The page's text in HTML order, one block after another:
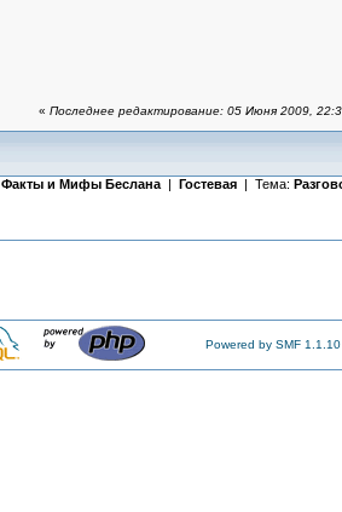
« Последнее редактирование: 05 Июня 2009,
Факты и Мифы Беслана | Гостевая | Тема:
Powered by SMF 1.1.10